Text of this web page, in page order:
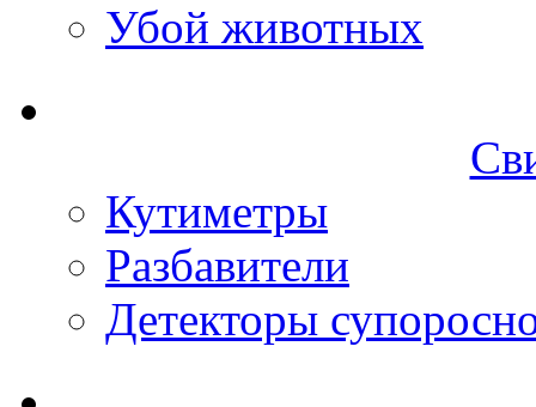
Убой животных
Кутиметры
Разбавители
Детекторы